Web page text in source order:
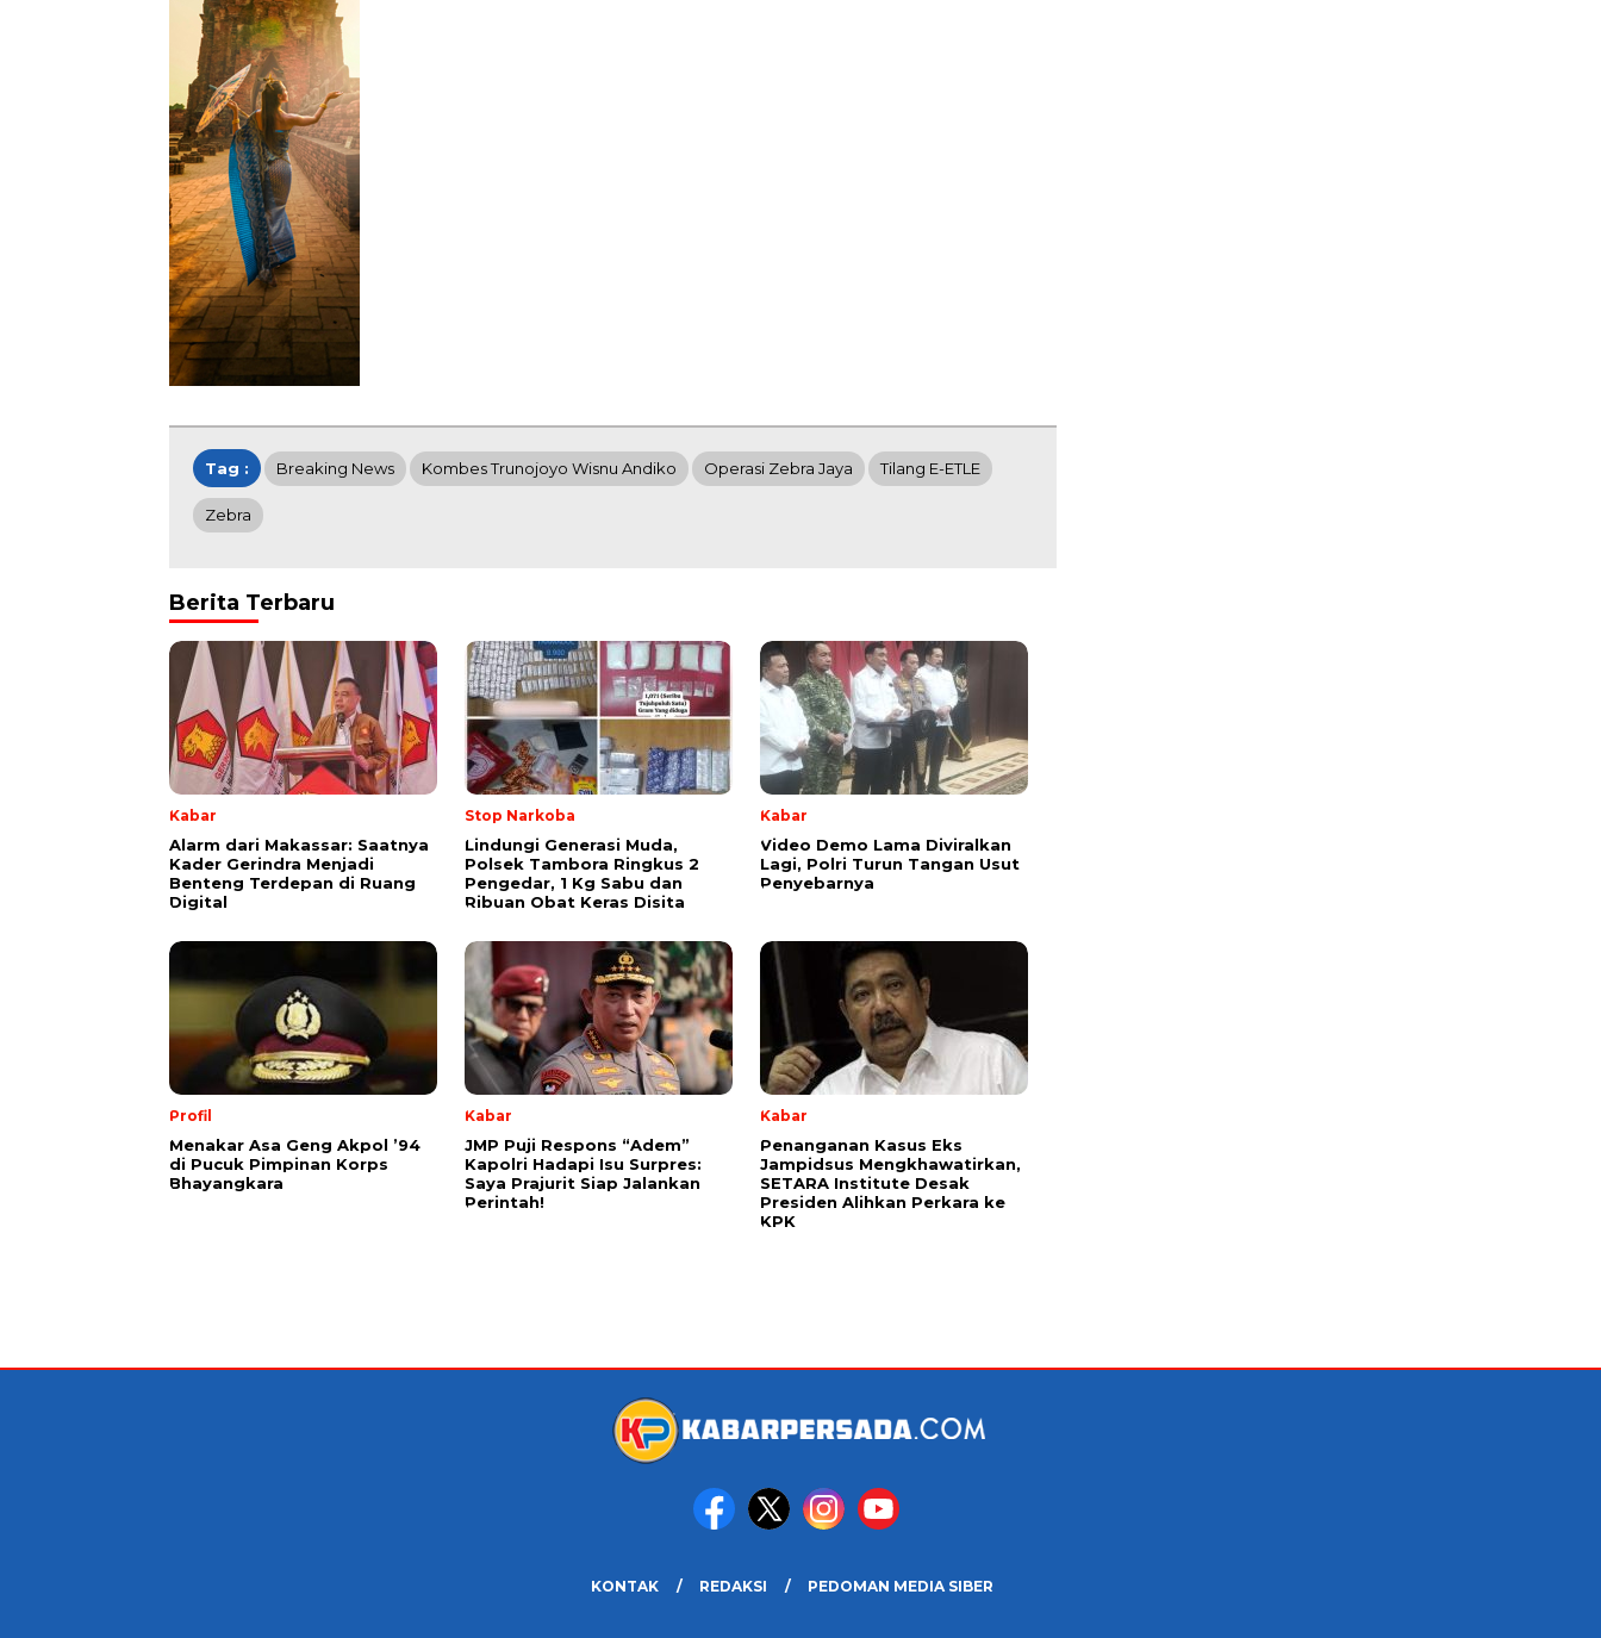
Tag : Breaking News Kombes Trunojoyo Wisnu Andiko Operasi Zebra Jaya Tilang E-ETLE
Zebra
Berita Terbaru
Kabar
Alarm dari Makassar: Saatnya
Kader Gerindra Menjadi
Benteng Terdepan di Ruang
Digital
Stop Narkoba
Lindungi Generasi Muda,
Polsek Tambora Ringkus 2
Pengedar, 1 Kg Sabu dan
Ribuan Obat Keras Disita
Kabar
Video Demo Lama Diviralkan
Lagi, Polri Turun Tangan Usut
Penyebarnya
Profil
Menakar Asa Geng Akpol ’94
di Pucuk Pimpinan Korps
Bhayangkara
Kabar
JMP Puji Respons “Adem”
Kapolri Hadapi Isu Surpres:
Saya Prajurit Siap Jalankan
Perintah!
Kabar
Penanganan Kasus Eks
Jampidsus Mengkhawatirkan,
SETARA Institute Desak
Presiden Alihkan Perkara ke
KPK
KONTAK REDAKSI PEDOMAN MEDIA SIBER